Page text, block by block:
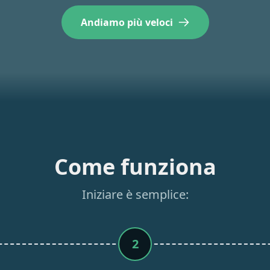
Andiamo più veloci
Come funziona
Iniziare è semplice:
2